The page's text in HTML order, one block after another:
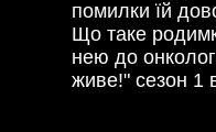
помилки їй
Що таке
нею до
живе!" сезон 1